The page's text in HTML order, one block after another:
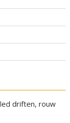
driften, rouw